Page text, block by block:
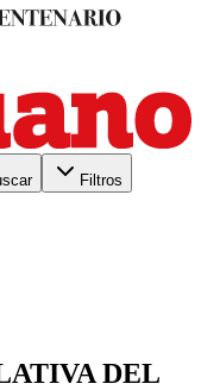
Filtros
DEL